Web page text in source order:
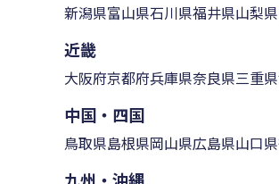
新潟県富山県石川県福井県山梨県
近畿
大阪府京都府兵庫県奈良県三重県
中国・四国
鳥取県島根県岡山県広島県山口県